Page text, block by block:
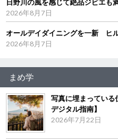
日野川の風を感じて絶品ジビエ
2026年8月7日
オールデイダイニングを一新 ヒ
2026年8月7日
まめ学
写真に埋まってい
デジタル指南】
2026年7月22日